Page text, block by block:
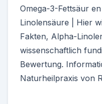
Omega-3-Fettsäur
Linolensäure | Hier
Fakten, Alpha-
wissenschaftlich
Bewertung.
Naturheilpraxis von